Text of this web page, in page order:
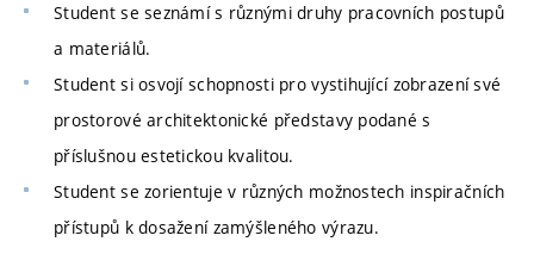
Student se seznámí s různými druhy pracovních postupů
a materiálů.
Student si osvojí schopnosti pro vystihující zobrazení své
prostorové architektonické představy podané s
příslušnou estetickou kvalitou.
Student se zorientuje v různých možnostech inspiračních
přístupů k dosažení zamýšleného výrazu.